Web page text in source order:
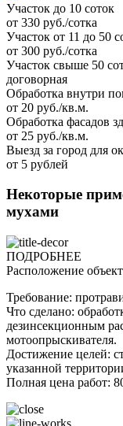
Участок до 10 соток
от 330 руб./сотка
Участок от 11 до 50
от 300 руб./сотка
Участок свыше 50
договорная
Обработка внутри
от 20 руб./кв.м.
Обработка фасадов
от 25 руб./кв.м.
Выезд за город для
от 5 рублей
Некоторые
мухами
ПОДРОБНЕЕ
Расположение
Требование:
Что сделано:
дезинсекционным
мотоопрыскивателя.
Достижение целей:
указанной
Полная цена работ: